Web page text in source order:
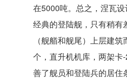
在5000吨。总之，涅瓦
经典的登陆舰，只有稍有
（舰艏和舰尾）上层建
个，直升机机库，两架卡
善了舰员和登陆兵的居住